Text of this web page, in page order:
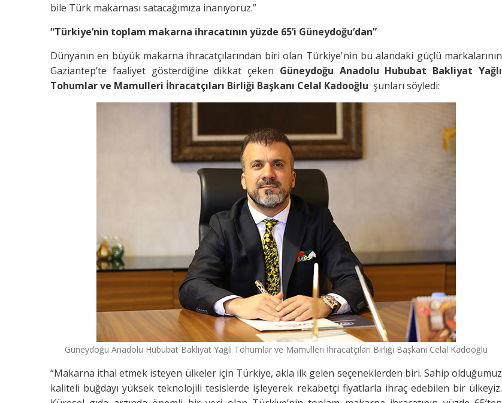
bile Türk makarnası satacağımıza inanıyoruz.”
“Türkiye’nin toplam makarna ihracatının yüzde 65’i Güneydoğu’dan”
Dünyanın en büyük makarna ihracatçılarından biri olan Türkiye'nin bu alandaki güçlü markalarının
Gaziantep’te faaliyet gösterdiğine dikkat çeken Güneydoğu Anadolu Hububat Bakliyat Yağlı
Tohumlar ve Mamulleri İhracatçıları Birliği Başkanı Celal Kadooğlu şunları söyledi:
Güneydoğu Anadolu Hububat Bakliyat Yağlı Tohumlar ve Mamulleri İhracatçıları Birliği Başkanı Celal Kadooğlu
“Makarna ithal etmek isteyen ülkeler için Türkiye, akla ilk gelen seçeneklerden biri. Sahip olduğumuz
kaliteli buğdayı yüksek teknolojili tesislerde işleyerek rekabetçi fiyatlarla ihraç edebilen bir ülkeyiz.